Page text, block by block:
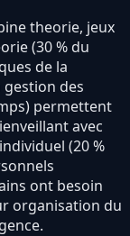
theorie, jeux
(30 % du
de la
gestion des
permettent
avec
(20 %
ont besoin
organisation du